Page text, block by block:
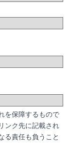
を保障するもので
ンク先に記載され
る責任も負うこと